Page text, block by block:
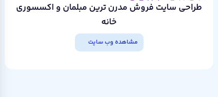
طراحی سایت فروش مدرن ترین مبلمان و اکسسوری
خانه
مشاهده وب سایت